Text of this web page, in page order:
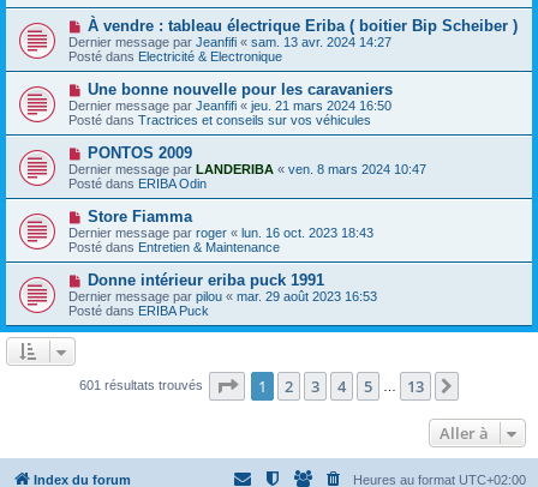
g
e
s
s
a
g
e
a
u
m
e
s
s
a
g
e
N
o
u
v
e
a
u
m
e
s
a
g
e
À vendre : tableau électrique Eriba ( boitier Bip Scheiber )
Dernier message par Jeanfifi « sam. 13 avr. 2024 14:27
Posté dans Electricité & Electronique
N
o
u
v
e
a
u
m
e
s
s
a
g
e
Une bonne nouvelle pour les caravaniers
Dernier message par Jeanfifi « jeu. 21 mars 2024 16:50
Posté dans Tractrices et conseils sur vos véhicules
N
o
u
v
e
a
u
m
e
s
a
g
e
PONTOS 2009
Dernier message par LANDERIBA « ven. 8 mars 2024 10:47
Posté dans ERIBA Odin
N
o
u
v
e
a
u
m
e
g
Store Fiamma
Dernier message par roger « lun. 16 oct. 2023 18:43
Posté dans Entretien & Maintenance
N
o
u
v
e
m
e
Donne intérieur eriba puck 1991
Dernier message par pilou « mar. 29 août 2023 16:53
Posté dans ERIBA Puck
601 résultats trouvés Page 1sur13
1 2 3 4 5 13
Aller à
Index du forum Heures au format UTC+02:00